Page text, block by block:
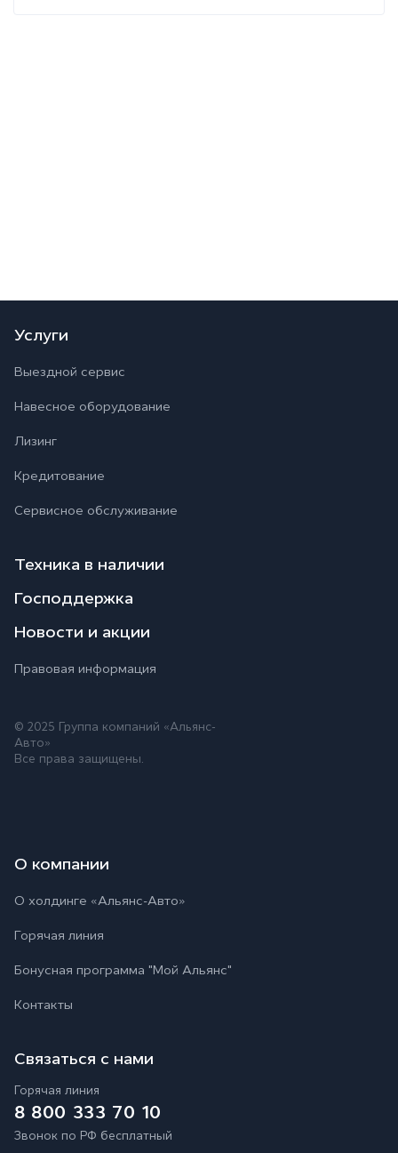
Техника в наличии
Господдержка
Новости и акции
Правовая информация
© 2025 Группа компаний «Альянс-
Авто»
Все права защищены.
Услуги
Выездной сервис
Навесное оборудование
Лизинг
Кредитование
Сервисное обслуживание
О компании
О холдинге «Альянс-Авто»
Горячая линия
Бонусная программа "Мой Альянс"
Контакты
Связаться с нами
Горячая линия
8 800 333 70 10
Звонок по РФ бесплатный